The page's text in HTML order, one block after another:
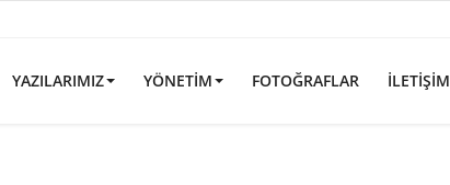
YAZILARIMIZ YÖNETIM FOTOĞRAFLAR İLETIŞIM